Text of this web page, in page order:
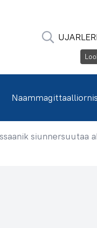
siunnersuutaa